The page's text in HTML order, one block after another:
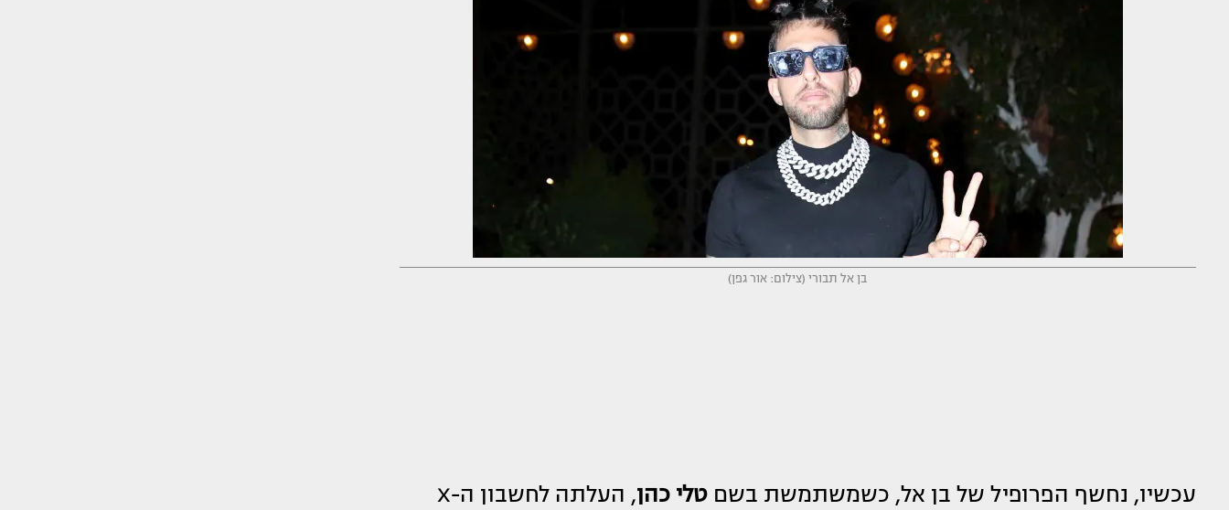
בן אל תבורי (צילום: אור גפן)
עכשיו, נחשף הפרופיל של בן אל, כשמשתמשת בשםטלי כהן , העלתה לחשבון ה-X